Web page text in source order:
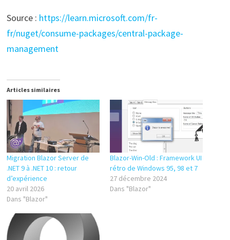
Source : https://learn.microsoft.com/fr-
fr/nuget/consume-packages/central-package-
management
Articles similaires
Migration Blazor Server de
.NET 9 à .NET 10 : retour
d’expérience
20 avril 2026
Dans "Blazor"
Blazor-Win-Old : Framework UI
rétro de Windows 95, 98 et 7
27 décembre 2024
Dans "Blazor"